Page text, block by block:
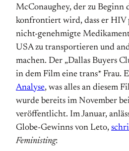
McConaughey, der zu Beginn
konfrontiert wird, dass er HIV
nicht-genehmigte
USA zu transportieren und
machen. Der „Dallas Buyers
in dem Film eine trans* Frau.
Analyse, was alles an diesem
wurde bereits im November
veröffentlicht. Im Januar,
Globe-Gewinns von Leto,
Feministing: